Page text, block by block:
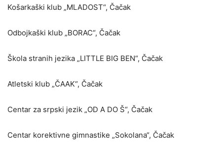
Košarkaški klub „MLADOST“, Čačak
Odbojkaški klub „BORAC“, Čačak
Škola stranih jezika „LITTLE BIG BEN“, Čačak
Atletski klub „ČAAK“, Čačak
Centar za srpski jezik „OD A DO Š“, Čačak
Centar korektivne gimnastike „Sokolana“, Čačak